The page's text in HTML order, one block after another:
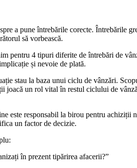
a pune întrebările corecte. Întrebările
să vorbească.
pentru 4 tipuri diferite de întrebări de
și nevoie de plată.
stau la baza unui ciclu de vânzări.
joacă un rol vital în restul ciclului de
este responsabil la birou pentru
un factor de decizie.
în prezent tipărirea afacerii?”